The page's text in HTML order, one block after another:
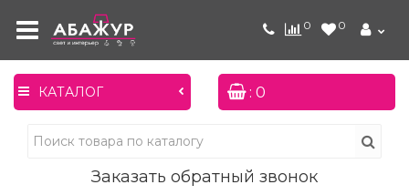
0 0
КАТАЛОГ : 0
Заказать обратный звонок